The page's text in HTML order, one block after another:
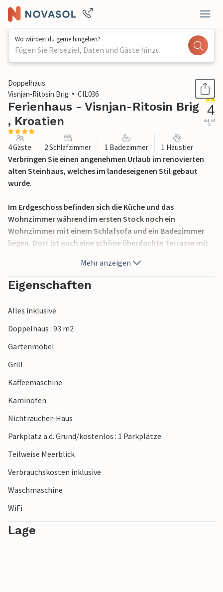
Wo würdest du gerne hingehen?
Fügen Sie Reiseziel, Daten und Gäste hinzu
1 / 16
Doppelhaus
Visnjan-Ritosin Brig
CIL036
Ferienhaus - Visnjan-Ritosin Brig
, Kroatien
4
out of
5
4 Gäste 2 Schlafzimmer 1 Badezimmer 1 Haustier
Verbringen Sie einen angenehmen Urlaub im renovierten
alten Steinhaus, welches im landeseigenen Stil gebaut
wurde.
Im Erdgeschoss befinden sich die Küche und das
Wohnzimmer während im ersten Stock noch ein
Wohnzimmer mit einem Schlafsofa und ein Badezimmer
liegen. Dort ist auch eine schöne überdachte Terrasse mit
Gegenüber dem Feriendomizil gibt es zwei Ferienhäuser mit
Pool (CIL419 und CIL420), es ist möglich sie zu größeren
touristische Städte Porec, Rovinj und Umag, die während
der Sommermonate viele Unterhaltungsmöglichkeiten
Mehr anzeigen
Eigenschaften
Alles inklusive
Doppelhaus : 93 m2
Gartenmöbel
Grill
Kaffeemaschine
Kaminofen
Nichtraucher-Haus
Parkplatz a.d. Grund/kostenlos : 1 Parkplätze
Teilweise Meerblick
Verbrauchskosten inklusive
Waschmaschine
WiFi
Lage